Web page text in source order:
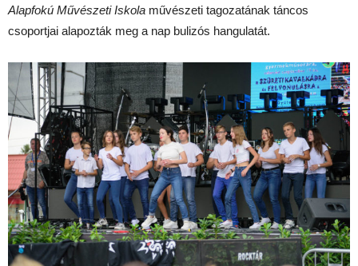
Alapfokú Művészeti Iskola művészeti tagozatának táncos
csoportjai alapozták meg a nap bulizós hangulatát.